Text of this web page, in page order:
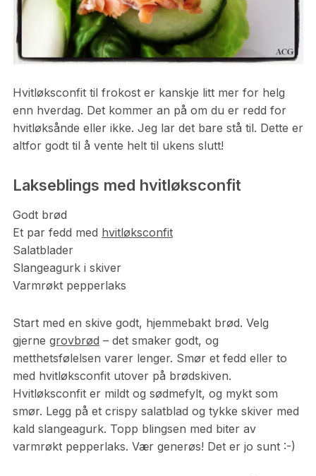
Hvitløksconfit til frokost er kanskje litt mer for helg
enn hverdag. Det kommer an på om du er redd for
hvitløksånde eller ikke. Jeg lar det bare stå til. Dette er
altfor godt til å vente helt til ukens slutt!
Lakseblings med hvitløksconfit
Godt brød
Et par fedd med hvitløksconfit
Salatblader
Slangeagurk i skiver
Varmrøkt pepperlaks
Start med en skive godt, hjemmebakt brød. Velg
gjerne grovbrød – det smaker godt, og
metthetsfølelsen varer lenger. Smør et fedd eller to
med hvitløksconfit utover på brødskiven.
Hvitløksconfit er mildt og sødmefylt, og mykt som
smør. Legg på et crispy salatblad og tykke skiver med
kald slangeagurk. Topp blingsen med biter av
varmrøkt pepperlaks. Vær generøs! Det er jo sunt :-)